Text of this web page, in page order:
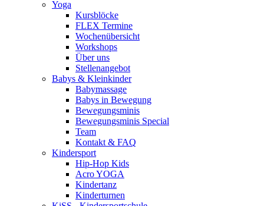
Yoga
Kursblöcke
FLEX Termine
Wochenübersicht
Workshops
Über uns
Stellenangebot
Babys & Kleinkinder
Babymassage
Babys in Bewegung
Bewegungsminis
Bewegungsminis Special
Team
Kontakt & FAQ
Kindersport
Hip-Hop Kids
Acro YOGA
Kindertanz
Kinderturnen